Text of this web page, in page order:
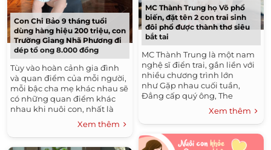
Con Chi Bảo 9 tháng tuổi
dùng hàng hiệu 200 triệu, con
Trường Giang Nhã Phương đi
dép tổ ong 8.000 đồng
Tùy vào hoàn cảnh gia đình
và quan điểm của mỗi người,
mỗi bậc cha mẹ khác nhau sẽ
có những quan điểm khác
nhau khi nuôi con, nhất là
trong vấn đề mua sắm hàng
đắt tiền cho con hay những
hàng...
Xem thêm
MC Thành Trung họ Võ phổ
biến, đặt tên 2 con trai sinh
đôi phổ được thành thơ siêu
bắt tai
MC Thành Trung là một nam
nghệ sĩ điển trai, gắn liền với
nhiều chương trình lớn
như Gặp nhau cuối tuần,
Đẳng cấp quý ông, The
Remix, Đừng để tiền rơi,...
Anh được nhiều khán giả
yêu...
Xem thêm